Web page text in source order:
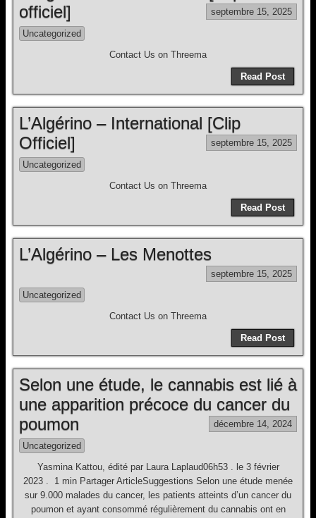
officiel]
septembre 15, 2025
Uncategorized
Contact Us on Threema
Read Post
L’Algérino – International [Clip
Officiel]
septembre 15, 2025
Uncategorized
Contact Us on Threema
Read Post
L’Algérino – Les Menottes
septembre 15, 2025
Uncategorized
Contact Us on Threema
Read Post
Selon une étude, le cannabis est lié à
une apparition précoce du cancer du
poumon
décembre 14, 2024
Uncategorized
Yasmina Kattou, édité par Laura Laplaud06h53 . le 3 février
2023 . 1 min Partager ArticleSuggestions Selon une étude menée
sur 9.000 malades du cancer, les patients atteints d’un cancer du
poumon et ayant consommé régulièrement du cannabis ont en